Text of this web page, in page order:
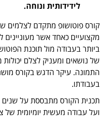
לידידותית ונוחה.
קורס פוטושופ מתקדם לצלמים
מקצועיים כאחד אשר
ביותר בעבודה מול תוכנת
של נושאים ומעניק לצלם
התמונה. עיקר הדגש בקורס
בעבודתו.
תכנית הקורס מתבססת על שנים
ועל עבודה מעשית יומיומית